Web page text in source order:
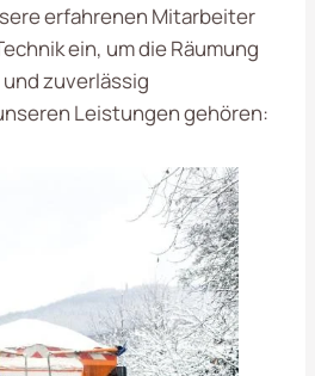
erfahrenen Mitarbeiter
ein, um die Räumung
zuverlässig
Leistungen gehören: